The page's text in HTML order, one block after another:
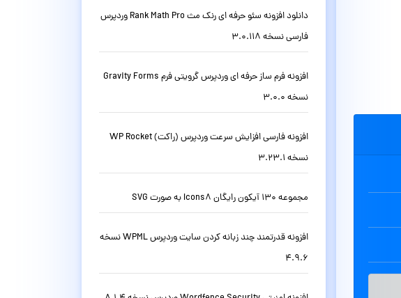
دانلود افزونه سئو حرفه ای رنک مث Rank Math Pro وردپرس
فارسی نسخه 3.0.118
افزونه فرم ساز حرفه ای وردپرس گرویتی فرم Gravity Forms
نسخه 3.0.0
افزونه فارسی افزایش سرعت وردپرس (راکت) WP Rocket
نسخه 3.23.1
مجموعه 130 آیکون رایگان Icons8 به صورت SVG
افزونه قدرتمند چند زبانه کردن سایت وردپرس WPML نسخه
4.9.6